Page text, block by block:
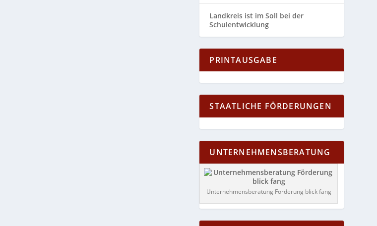
Landkreis ist im Soll bei der
Schulentwicklung
PRINTAUSGABE
STAATLICHE FÖRDERUNGEN
UNTERNEHMENSBERATUNG
Unternehmensberatung Förderung blick fang